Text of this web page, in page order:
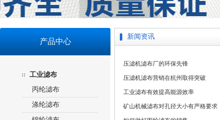
产品中心
工业滤布
丙纶滤布
涤纶滤布
新闻资讯
压滤机滤布厂的环保先锋
压滤机滤布营销在杭州取得突破
工业滤布有效提高能源效率
矿山机械滤布对孔径大小有严格要求